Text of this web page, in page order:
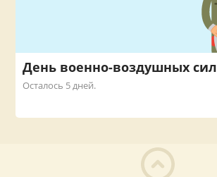
День военно-воздушных сил
Осталось 5 дней.